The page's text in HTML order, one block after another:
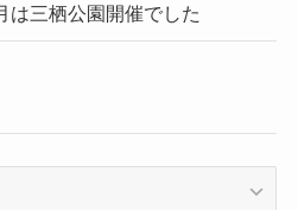
は三栖公園開催でした